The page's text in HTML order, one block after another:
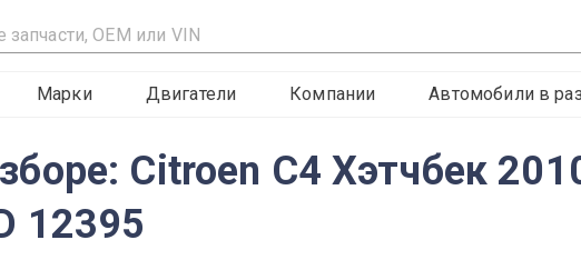
Марки Двигатели Компании Автомобили в
Citroen C4 Хэтчбек
12395